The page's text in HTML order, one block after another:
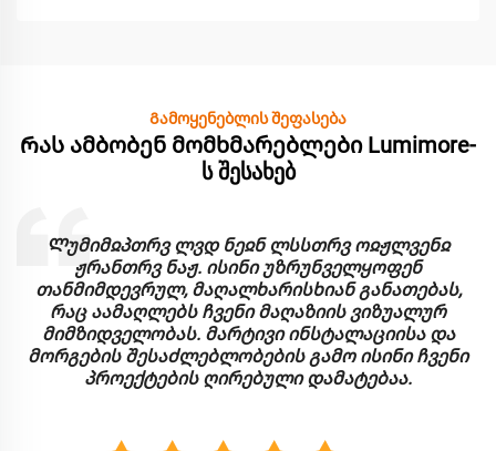
Გამოყენებლის შეფასება
Რას ამბობენ მომხმარებლები Lumimore-
ს შესახებ
Ლუმიმჲპთრვ ლვდ ნეჲნ ლსსთრვ ოჲჟლვენჲ
ჟრანთრვ ნაჟ. ისინი უზრუნველყოფენ
თანმიმდევრულ, მაღალხარისხიან განათებას,
რაც აამაღლებს ჩვენი მაღაზიის ვიზუალურ
მიმზიდველობას. მარტივი ინსტალაციისა და
მორგების შესაძლებლობების გამო ისინი ჩვენი
პროექტების ღირებული დამატებაა.